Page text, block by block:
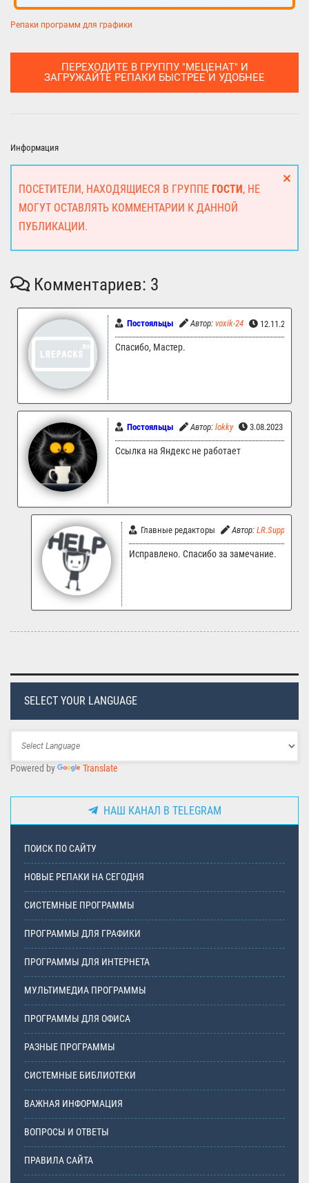
Репаки программ для графики
ПЕРЕХОДИТЕ В ГРУППУ "МЕЦЕНАТ" И
ЗАГРУЖАЙТЕ РЕПАКИ БЫСТРЕЕ И УДОБНЕЕ
Информация
ПОСЕТИТЕЛИ, НАХОДЯЩИЕСЯ В ГРУППЕ ГОСТИ, НЕ
МОГУТ ОСТАВЛЯТЬ КОММЕНТАРИИ К ДАННОЙ
ПУБЛИКАЦИИ.
Комментариев: 3
Постояльцы Автор: voxik-24 12.11.2023
Спасибо, Мастер.
Постояльцы Автор: lokky 3.08.2023 21:37
Ссылка на Яндекс не работает
Главные редакторы Автор: LR.Support
Исправлено. Спасибо за замечание.
SELECT YOUR LANGUAGE
Powered by Translate
НАШ КАНАЛ В TELEGRAM
ПОИСК ПО САЙТУ
НОВЫЕ РЕПАКИ НА СЕГОДНЯ
СИСТЕМНЫЕ ПРОГРАММЫ
ПРОГРАММЫ ДЛЯ ГРАФИКИ
ПРОГРАММЫ ДЛЯ ИНТЕРНЕТА
МУЛЬТИМЕДИА ПРОГРАММЫ
ПРОГРАММЫ ДЛЯ ОФИСА
РАЗНЫЕ ПРОГРАММЫ
СИСТЕМНЫЕ БИБЛИОТЕКИ
ВАЖНАЯ ИНФОРМАЦИЯ
ВОПРОСЫ И ОТВЕТЫ
ПРАВИЛА САЙТА